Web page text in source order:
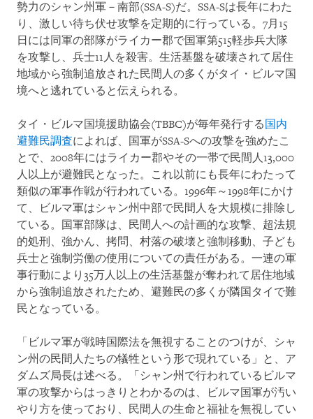
勢力のシャン州軍－南部(SSA-S)だ。SSA-Sは長年にわた
り、激しい待ち伏せ攻撃を定期的に行っている。7月15
日には同軍の部隊がライカー郡で国軍第515軽歩兵大隊
を攻撃し、兵士11人を殺害。生活基盤を破壊されて居住
地域から強制追放された民間人の多くがタイ・ビルマ国
境へと逃れていると伝えられる。
タイ・ビルマ国境援助協会(TBBC)が毎年発行する 国内
避難民調査によれば、国軍がSSA-Sへの攻撃を強めたこ
とで、2008年にはライカー郡やその一帯で民間人13,000
人以上が避難民となった。これ以前にも長年にわたって
類似の軍事作戦が行われている。1996年～1998年にかけ
て、ビルマ軍はシャン州中部で民間人を大規模に排除し
ている。国軍部隊は、民間人への計画的な攻撃、超法規
的処刑、強かん、拷問、村落の破壊と強制移動、子ども
兵士と強制労働の使用についての責任がある。一連の軍
事行動により35万人以上の生活基盤が奪われて居住地域
から強制追放されたため、避難民の多くが隣国タイで難
民となっている。
「ビルマ軍が戦時国際法を無視することのつけが、シャ
ン州の民間人たちの犠牲という形で現れている」と、ア
ダムズ局長は述べる。「シャン州で行われているビルマ
軍の攻撃からはっきりとわかるのは、ビルマ国軍が汚い
やり方を使っており、民間人の生命と福祉を無視してい